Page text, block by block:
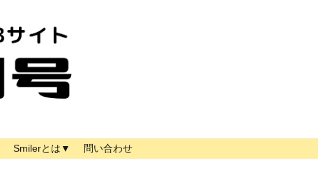
Smilerとは▼ 問い合わせ